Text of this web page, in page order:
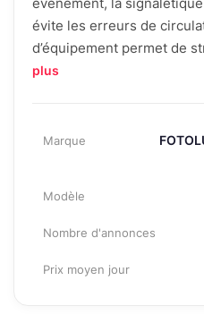
évite les erreurs de
d’équipement permet de
plus
Marque
Modèle
Nombre d'annonces
Prix moyen jour